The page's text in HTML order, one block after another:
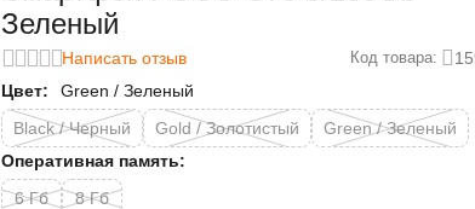
Зеленый
Написать отзыв Код товара:
Цвет:
Green / Зеленый
Black / Черный
Gold / Золотистый
Green / Зеленый
Оперативная память:
6 Гб
8 Гб